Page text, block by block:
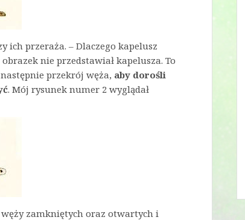
ich przeraża. – Dlaczego kapelusz
nie przedstawiał kapelusza. To
przekrój węża, aby dorośli
. Mój rysunek numer 2 wyglądał
zamkniętych oraz otwartych i